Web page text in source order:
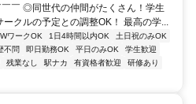
￣ ◎同世代の仲間がたくさん！学生
クルの予定との調整OK！ 最高の学...
ワークOK 1日4時間以内OK
土日祝のみOK
不問 即日勤務OK 平日のみOK
学生歓迎
残業なし 駅ナカ 有資格者歓迎
研修あり